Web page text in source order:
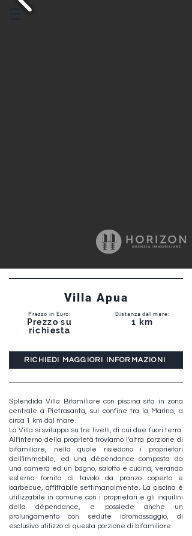
Villa Apua
Prezzo in Euro:
Prezzo su
richiesta
Distanza dal mare:
1 km
RICHIEDI MAGGIORI INFORMAZIONI
Splendida Villa Bifamiliare con piscina sita in zona
centrale a Pietrasanta, sul confine tra la Marina, a
circa 1 km dal mare.
La Villa si sviluppa su tre livelli, di cui due fuori terra.
All'interno della proprietà troviamo l'altra porzione di
bifamiliare, nella quale risiedono i proprietari
dell'immobile, ed una dépendance composta da
una camera ed un bagno, salotto e cucina, veranda
esterna fornita di tavolo da pranzo coperto e
barbecue, affittabile settimanalmente. La piscina è
utilizzabile in comune con i proprietari e gli inquilini
della dépendance, e possiede anche un
prolungamento con sedute idromassaggio, di
esclusivo utilizzo di questa porzione di bifamiliare.